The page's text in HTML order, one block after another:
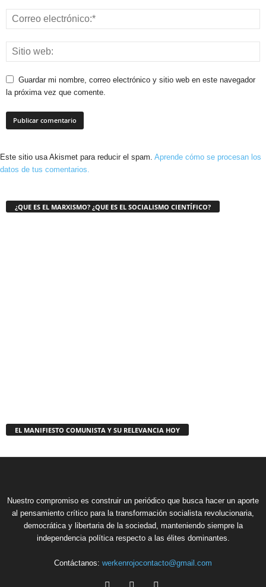
Guardar mi nombre, correo electrónico y sitio web en este navegador
la próxima vez que comente.
Este sitio usa Akismet para reducir el spam. Aprende cómo se procesan los
datos de tus comentarios.
¿QUE ES EL MARXISMO? ¿QUE ES EL SOCIALISMO CIENTÍFICO?
EL MANIFIESTO COMUNISTA Y SU RELEVANCIA HOY
Nuestro compromiso es construir un periódico que busca hacer un aporte
al pensamiento crítico para la transformación socialista revolucionaria,
democrática y libertaria de la sociedad, manteniendo siempre la
independencia política respecto a las élites dominantes.
Contáctanos: werkenrojocontacto@gmail.com